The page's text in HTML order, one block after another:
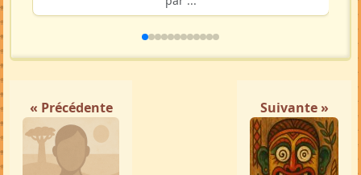
« Précédente Suivante »